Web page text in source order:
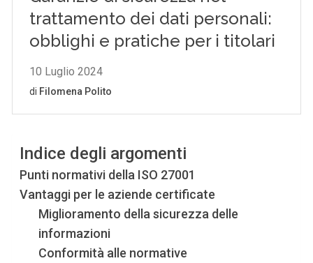
Indice degli argomenti
Punti normativi della ISO 27001
Vantaggi per le aziende certificate
Miglioramento della sicurezza delle
informazioni
Conformità alle normative